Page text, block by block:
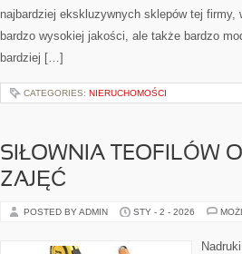
najbardziej ekskluzywnych sklepów tej
bardzo wysokiej jakości, ale także bardzo
bardziej […]
CATEGORIES: NIERUCHOMOŚCI
SIŁOWNIA TEOFILÓW
ZAJĘĆ
POSTED BY ADMIN STY - 2 - 2026